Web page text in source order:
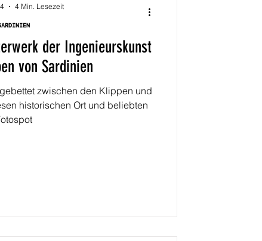
der Ingenieurskunst
von Sardinien
zwischen den Klippen und
historischen Ort und beliebten
4 Min. Lesezeit